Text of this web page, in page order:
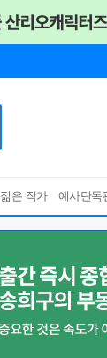
젊은 작가 예사단독